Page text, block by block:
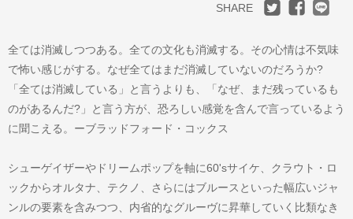
SHARE
全ては消滅しつつある。全ての文化も消滅する。その心情は不気味
で怖い感じがする。なぜ全てはまだ消滅していないのだろうか?
「全ては消滅している」と言うよりも、「なぜ、まだ残っているも
のがあるんだ?」と言う方が、恐ろしい感覚を含んで言っているよう
に聞こえる。ーブラッドフォード・コックス
シューゲイザーやドリームポップを軸に60'sサイケ、クラウト・ロ
ックからオルタナ、テクノ、さらにはブルースといった幅広いジャ
ンルの要素を含みつつ、内省的なグルーヴに昇華していく比類なき